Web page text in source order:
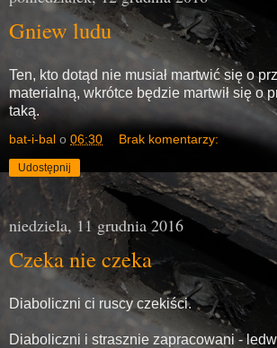
Gniew ludu
Ten, kto dotąd nie musiał martwić się o
materialną, wkrótce będzie martwił się o
taką.
bat-i-bal o 06:30 Brak komentarzy:
Udostępnij
niedziela, 11 grudnia 2016
Czeka nie czeka
Diaboliczni ci ruscy czekiści.
Diaboliczni i strasznie zapracowani -